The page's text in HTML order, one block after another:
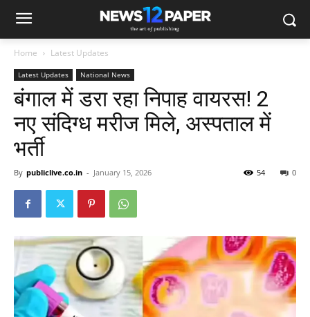
Home Latest Updates
Latest Updates National News
बंगाल में डरा रहा निपाह वायरस! 2
नए संदिग्ध मरीज मिले, अस्पताल में
भर्ती
By publiclive.co.in - January 15, 2026 0
54